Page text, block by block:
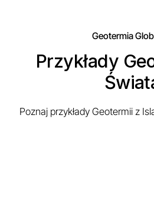
Geotermia
Przykłady
Poznaj przykłady Geotermii z